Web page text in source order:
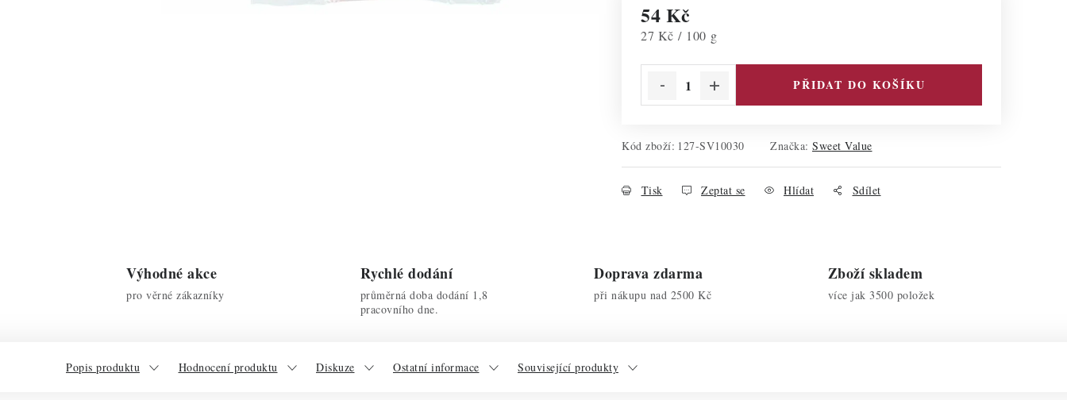
54 Kč
Měrná cena:
27 Kč / 100 g
PŘIDAT DO KOŠÍKU
Kód zboží: 127-SV10030 Značka: Sweet Value
Tisk Zeptat se Hlídat Sdílet
Výhodné akce
pro věrné zákazníky
Rychlé dodání
průměrná doba dodání 1,8
pracovního dne.
Doprava zdarma
při nákupu nad 2500 Kč
Zboží skladem
více jak 3500 položek
Popis produktu Hodnocení produktu Diskuze Ostatní informace Související produkty